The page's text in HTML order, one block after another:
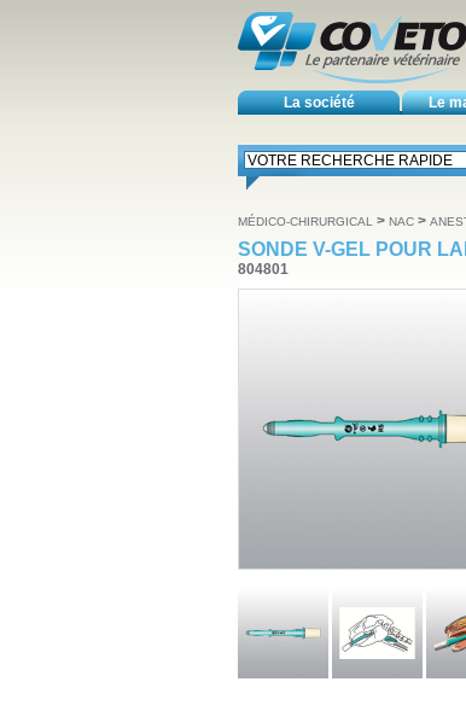
La société Le
MÉDICO-CHIRURGICAL > NAC >
SONDE V-GEL POUR
804801